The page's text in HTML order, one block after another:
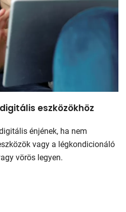
eszközökhöz
énjének, ha nem
vagy a légkondicionáló
vörös legyen.